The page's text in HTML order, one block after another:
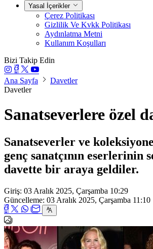
Yasal İçerikler
Çerez Politikası
Gizlilik Ve Kvkk Politikası
Aydınlatma Metni
Kullanım Koşulları
Bizi Takip Edin
Ana Sayfa
Davetler
Davetler
Sanatseverlere özel
Sanatseverler ve
genç sanatçının eserlerinin
davette bir araya geldiler.
Giriş: 03 Aralık 2025, Çarşamba 10:29
Güncelleme: 03 Aralık 2025, Çarşamba 11:10